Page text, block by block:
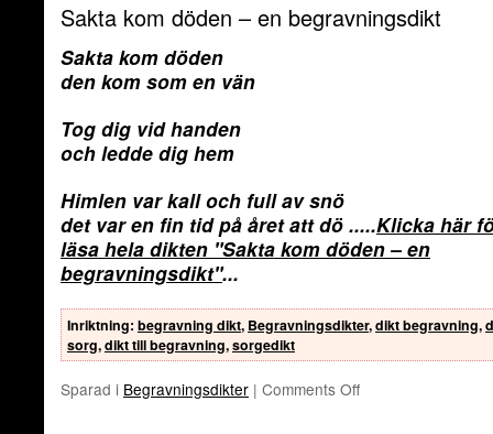
Sakta kom döden – en begravningsdikt
Sakta kom döden
den kom som en vän
Tog dig vid handen
och ledde dig hem
Himlen var kall och full av snö
det var en fin tid på året att dö .....Klicka här
läsa hela dikten "Sakta kom döden – en
begravningsdikt"...
Inriktning: begravning dikt, Begravningsdikter,dikt begravning,
sorg,dikt till begravning,sorgedikt
Sparad i Begravningsdikter | Comments Off